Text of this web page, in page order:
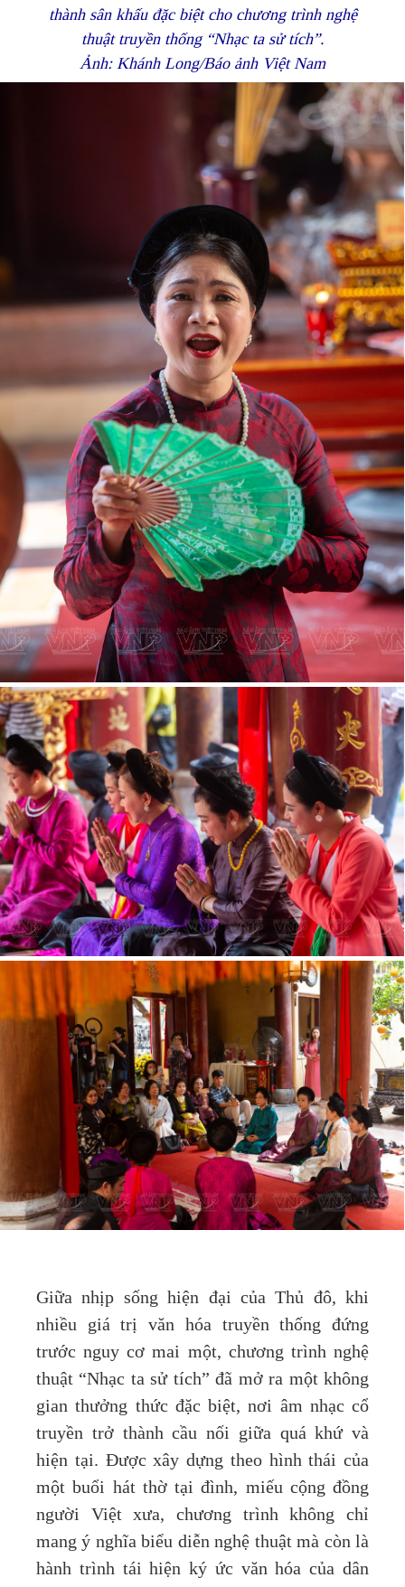
thành sân khấu đặc biệt cho chương trình nghệ
thuật truyền thống “Nhạc ta sử tích”.
Ảnh: Khánh Long/Báo ảnh Việt Nam
Giữa nhịp sống hiện đại của Thủ đô, khi
nhiều giá trị văn hóa truyền thống đứng
trước nguy cơ mai một, chương trình nghệ
thuật “Nhạc ta sử tích” đã mở ra một không
gian thưởng thức đặc biệt, nơi âm nhạc cổ
truyền trở thành cầu nối giữa quá khứ và
hiện tại. Được xây dựng theo hình thái của
một buổi hát thờ tại đình, miếu cộng đồng
người Việt xưa, chương trình không chỉ
mang ý nghĩa biểu diễn nghệ thuật mà còn là
hành trình tái hiện ký ức văn hóa của dân